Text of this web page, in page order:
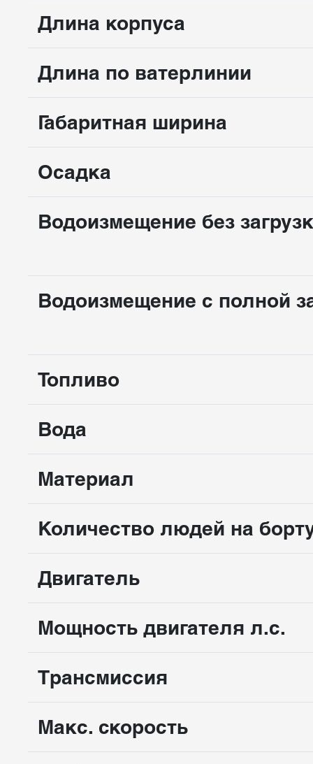
Длина корпуса
Длина по ватерлинии
Габаритная ширина
Осадка
Водоизмещение без
Водоизмещение с полной
Топливо
Вода
Материал
Количество людей на
Двигатель
Мощность двигателя л.с.
Трансмиссия
Макс. скорость